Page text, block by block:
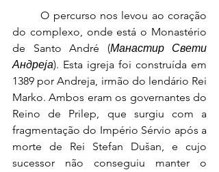
	O percurso nos levou ao coração
do complexo, onde está o Monastério
de Santo André (Манастир Свети
Андреја). Esta igreja foi construída em
1389 por Andreja, irmão do lendário Rei
Marko. Ambos eram os governantes do
Reino de Prilep, que surgiu com a
fragmentação do Império Sérvio após a
morte de Rei Stefan Dušan, e cujo
sucessor não conseguiu manter o